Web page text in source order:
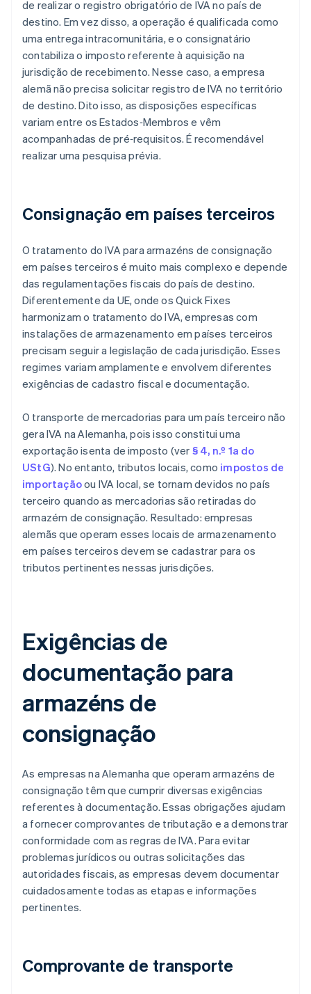
de realizar o registro obrigatório de IVA no país de
destino. Em vez disso, a operação é qualificada como
uma entrega intracomunitária, e o consignatário
contabiliza o imposto referente à aquisição na
jurisdição de recebimento. Nesse caso, a empresa
alemã não precisa solicitar registro de IVA no território
de destino. Dito isso, as disposições específicas
variam entre os Estados‑Membros e vêm
acompanhadas de pré‑requisitos. É recomendável
realizar uma pesquisa prévia.
Consignação em países terceiros
O tratamento do IVA para armazéns de consignação
em países terceiros é muito mais complexo e depende
das regulamentações fiscais do país de destino.
Diferentemente da UE, onde os Quick Fixes
harmonizam o tratamento do IVA, empresas com
instalações de armazenamento em países terceiros
precisam seguir a legislação de cada jurisdição. Esses
regimes variam amplamente e envolvem diferentes
exigências de cadastro fiscal e documentação.
O transporte de mercadorias para um país terceiro não
gera IVA na Alemanha, pois isso constitui uma
exportação isenta de imposto (ver § 4, n.º 1a do
UStG). No entanto, tributos locais, como impostos de
importaçãoou IVA local, se tornam devidos no país
terceiro quando as mercadorias são retiradas do
armazém de consignação. Resultado: empresas
alemãs que operam esses locais de armazenamento
em países terceiros devem se cadastrar para os
tributos pertinentes nessas jurisdições.
Exigências de
documentação para
armazéns de
consignação
As empresas na Alemanha que operam armazéns de
consignação têm que cumprir diversas exigências
referentes à documentação. Essas obrigações ajudam
a fornecer comprovantes de tributação e a demonstrar
conformidade com as regras de IVA. Para evitar
problemas jurídicos ou outras solicitações das
autoridades fiscais, as empresas devem documentar
cuidadosamente todas as etapas e informações
pertinentes.
Comprovante de transporte